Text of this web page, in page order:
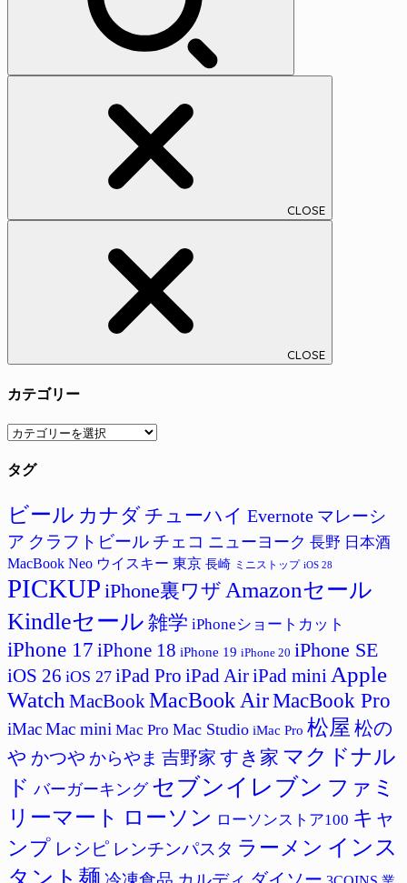
CLOSE
CLOSE
カテゴリー
カ
ゴ
ー
タグ
ビール カナダ チューハイ Evernote マレーシ
ア クラフトビール チェコ ニューヨーク 長野 日本酒
MacBook Neo ウイスキー 東京 長崎 ミニストップ iOS 28
PICKUP iPhone裏ワザ Amazonセール
Kindleセール 雑学 iPhoneショートカット
iPhone 17 iPhone 18 iPhone 19 iPhone 20 iPhone SE
iOS 26 iOS 27 iPad Pro iPad AiriPad miniApple
WatchMacBookMacBook AirMacBook Pro
iMacMac mini Mac Pro Mac Studio iMac Pro 松屋 松の
や かつや からやま 吉野家 すき家 マクドナル
ド バーガーキング セブンイレブン ファミ
リーマート ローソン ローソンストア100 キャ
ンプ レシピ レンチンパスタ ラーメン インス